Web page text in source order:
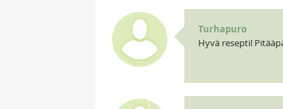
Turhapuro
Hyvä resepti!